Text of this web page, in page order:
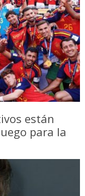
están
para la